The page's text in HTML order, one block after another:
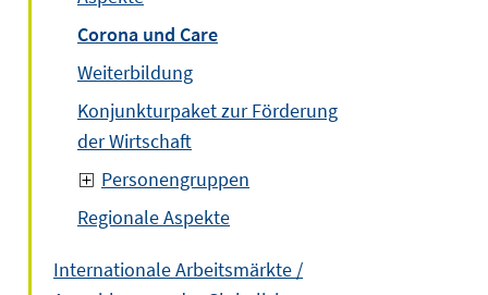
Corona und Care
Weiterbildung
Konjunkturpaket zur Förderung
der Wirtschaft
Personengruppen
Regionale Aspekte
Internationale Arbeitsmärkte /